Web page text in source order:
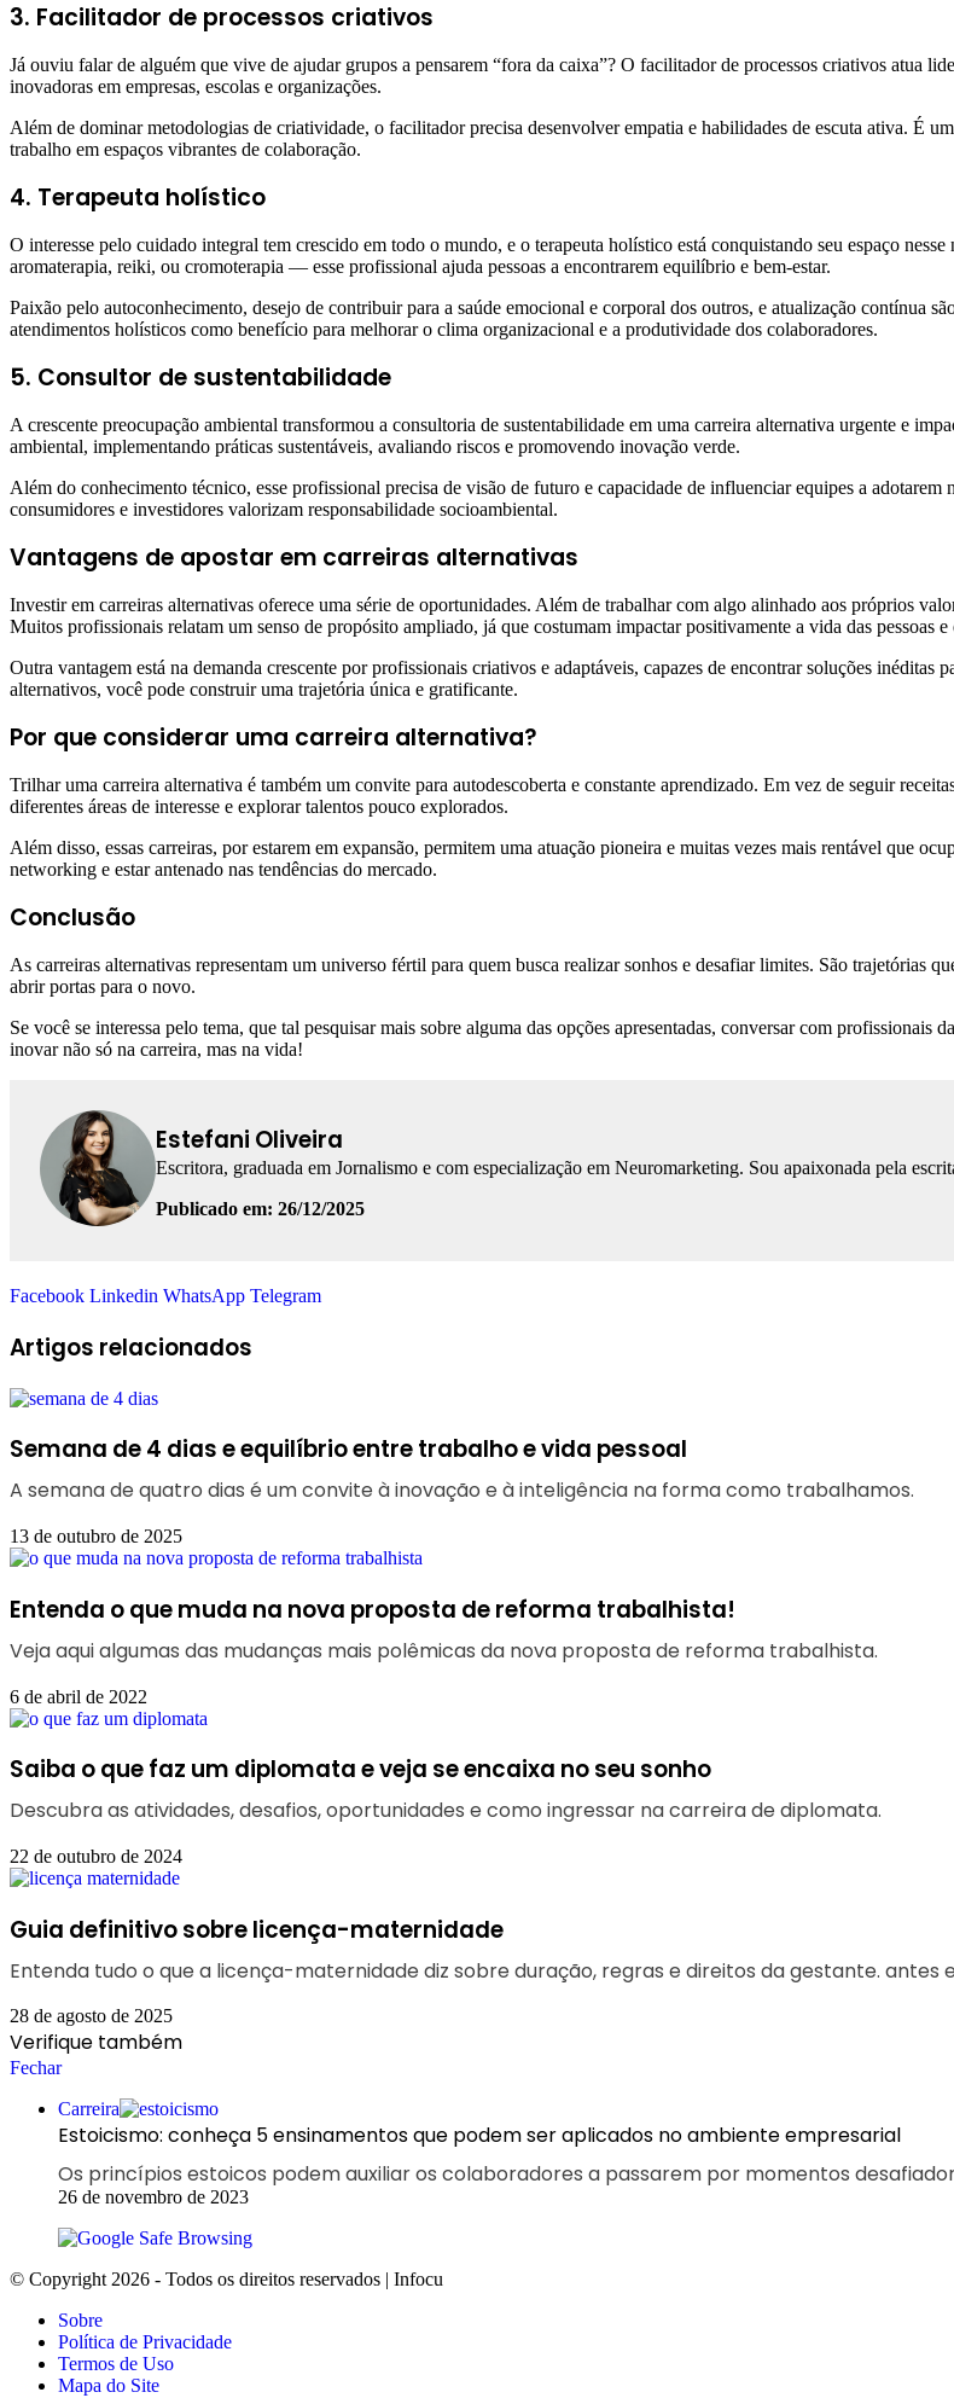
3. Facilitador de processos criativos
Já ouviu falar de alguém que vive de ajudar grupos a pensarem “fora da caixa”? O facilitador de processos criativos atua
inovadoras em empresas, escolas e organizações.
Além de dominar metodologias de criatividade, o facilitador precisa desenvolver empatia e habilidades de escuta ativa. É
trabalho em espaços vibrantes de colaboração.
4. Terapeuta holístico
O interesse pelo cuidado integral tem crescido em todo o mundo, e o terapeuta holístico está conquistando seu espaço
aromaterapia, reiki, ou cromoterapia — esse profissional ajuda pessoas a encontrarem equilíbrio e bem-estar.
Paixão pelo autoconhecimento, desejo de contribuir para a saúde emocional e corporal dos outros, e atualização contínua
atendimentos holísticos como benefício para melhorar o clima organizacional e a produtividade dos colaboradores.
5. Consultor de sustentabilidade
A crescente preocupação ambiental transformou a consultoria de sustentabilidade em uma carreira alternativa urgente e
ambiental, implementando práticas sustentáveis, avaliando riscos e promovendo inovação verde.
Além do conhecimento técnico, esse profissional precisa de visão de futuro e capacidade de influenciar equipes a
consumidores e investidores valorizam responsabilidade socioambiental.
Vantagens de apostar em carreiras alternativas
Investir em carreiras alternativas oferece uma série de oportunidades. Além de trabalhar com algo alinhado aos próprios
Muitos profissionais relatam um senso de propósito ampliado, já que costumam impactar positivamente a vida das pessoas
Outra vantagem está na demanda crescente por profissionais criativos e adaptáveis, capazes de encontrar soluções
alternativos, você pode construir uma trajetória única e gratificante.
Por que considerar uma carreira alternativa?
Trilhar uma carreira alternativa é também um convite para autodescoberta e constante aprendizado. Em vez de seguir
diferentes áreas de interesse e explorar talentos pouco explorados.
Além disso, essas carreiras, por estarem em expansão, permitem uma atuação pioneira e muitas vezes mais rentável que
networking e estar antenado nas tendências do mercado.
Conclusão
As carreiras alternativas representam um universo fértil para quem busca realizar sonhos e desafiar limites. São trajetórias
abrir portas para o novo.
Se você se interessa pelo tema, que tal pesquisar mais sobre alguma das opções apresentadas, conversar com
inovar não só na carreira, mas na vida!
Estefani Oliveira
Escritora, graduada em Jornalismo e com especialização em Neuromarketing. Sou apaixonada pela
Publicado em: 26/12/2025
Facebook Linkedin WhatsApp Telegram
Artigos relacionados
Semana de 4 dias e equilíbrio entre trabalho e vida pessoal
A semana de quatro dias é um convite à inovação e à inteligência na forma como trabalhamos.
13 de outubro de 2025
Entenda o que muda na nova proposta de reforma trabalhista!
Veja aqui algumas das mudanças mais polêmicas da nova proposta de reforma trabalhista.
6 de abril de 2022
Saiba o que faz um diplomata e veja se encaixa no seu sonho
Descubra as atividades, desafios, oportunidades e como ingressar na carreira de diplomata.
22 de outubro de 2024
Guia definitivo sobre licença-maternidade
Entenda tudo o que a licença-maternidade diz sobre duração, regras e direitos da gestante. antes
28 de agosto de 2025
Verifique também
Fechar
Carreira
Estoicismo: conheça 5 ensinamentos que podem ser aplicados no ambiente empresarial
Os princípios estoicos podem auxiliar os colaboradores a passarem por momentos
26 de novembro de 2023
© Copyright 2026 - Todos os direitos reservados | Infocu
Sobre
Política de Privacidade
Termos de Uso
Mapa do Site